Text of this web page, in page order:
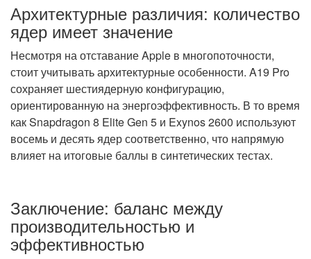
Архитектурные различия: количество
ядер имеет значение
Несмотря на отставание Apple в многопоточности,
стоит учитывать архитектурные особенности. A19 Pro
сохраняет шестиядерную конфигурацию,
ориентированную на энергоэффективность. В то время
как Snapdragon 8 Elite Gen 5 и Exynos 2600 используют
восемь и десять ядер соответственно, что напрямую
влияет на итоговые баллы в синтетических тестах.
Заключение: баланс между
производительностью и
эффективностью